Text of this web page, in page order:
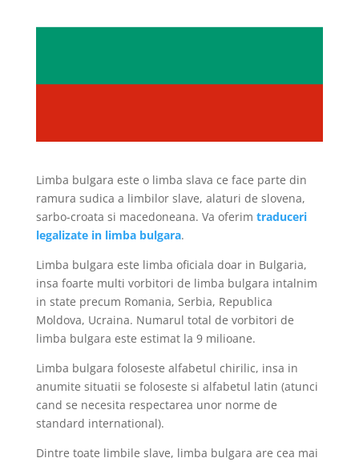
Limba bulgara este o limba slava ce face parte din
ramura sudica a limbilor slave, alaturi de slovena,
sarbo-croata si macedoneana. Va oferim traduceri
legalizate in limba bulgara.
Limba bulgara este limba oficiala doar in Bulgaria,
insa foarte multi vorbitori de limba bulgara intalnim
in state precum Romania, Serbia, Republica
Moldova, Ucraina. Numarul total de vorbitori de
limba bulgara este estimat la 9 milioane.
Limba bulgara foloseste alfabetul chirilic, insa in
anumite situatii se foloseste si alfabetul latin (atunci
cand se necesita respectarea unor norme de
standard international).
Dintre toate limbile slave, limba bulgara are cea mai